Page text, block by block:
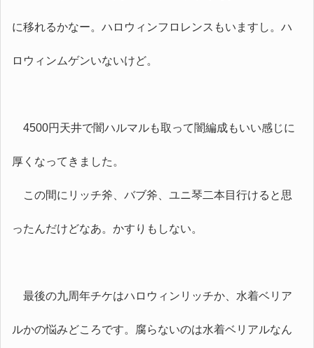
に移れるかなー。ハロウィンフロレンスもいますし。ハ
ロウィンムゲンいないけど。
4500円天井で闇ハルマルも取って闇編成もいい感じに
厚くなってきました。
この間にリッチ斧、バブ斧、ユニ琴二本目行けると思
ったんだけどなあ。かすりもしない。
最後の九周年チケはハロウィンリッチか、水着ベリア
ルかの悩みどころです。腐らないのは水着ベリアルなん